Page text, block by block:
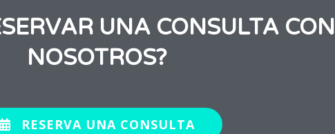
UNA CONSULTA CON
NOSOTROS?
RESERVA UNA CONSULTA